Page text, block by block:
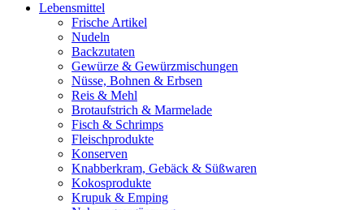
Lebensmittel
Frische Artikel
Nudeln
Backzutaten
Gewürze & Gewürzmischungen
Nüsse, Bohnen & Erbsen
Reis & Mehl
Brotaufstrich & Marmelade
Fisch & Schrimps
Fleischprodukte
Konserven
Knabberkram, Gebäck & Süßwaren
Kokosprodukte
Krupuk & Emping